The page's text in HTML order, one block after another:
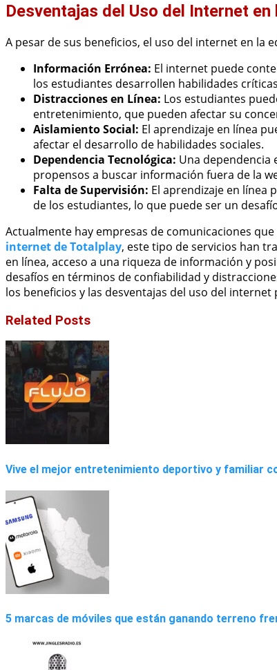
Desventajas del Uso del Internet en
A pesar de sus beneficios, el uso del internet en la
Información Errónea: El internet puede
los estudiantes desarrollen habilidades
Distracciones en Línea: Los estudiantes
entretenimiento, que pueden afectar su
Aislamiento Social: El aprendizaje en línea
afectar el desarrollo de habilidades sociales.
Dependencia Tecnológica: Una dependencia
propensos a buscar información fuera de la
Falta de Supervisión: El aprendizaje en
de los estudiantes, lo que puede ser un
Actualmente hay empresas de comunicaciones
internet de Totalplay, este tipo de servicios han
en línea, acceso a una riqueza de información y
desafíos en términos de confiabilidad y
los beneficios y las desventajas del uso del
Related Posts
Vive el mejor entretenimiento deportivo y familiar
5 marcas de móviles que están ganando terreno